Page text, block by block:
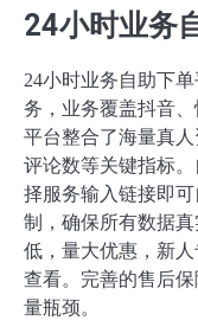
24小时业务
24小时业务自助下
务，业务覆盖抖音、
平台整合了海量真人
评论数等关键指标
择服务输入链接即
制，确保所有数据
低，量大优惠，新
查看。完善的售后
量瓶颈。